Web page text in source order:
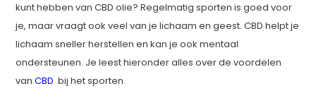
kunt hebben van CBD olie? Regelmatig sporten is goed voor
je, maar vraagt ook veel van je lichaam en geest. CBD helpt je
lichaam sneller herstellen en kan je ook mentaal
ondersteunen. Je leest hieronder alles over de voordelen
vanCBD bij het sporten.